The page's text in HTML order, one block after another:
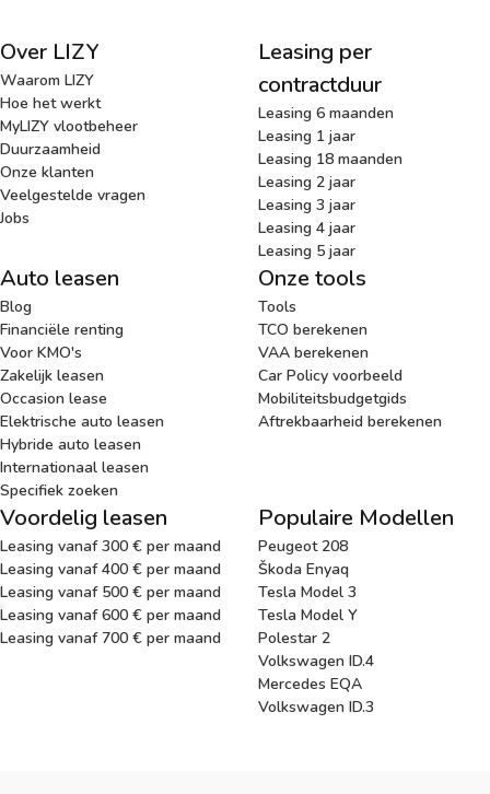
Over LIZY
Waarom LIZY
Hoe het werkt
MyLIZY vlootbeheer
Duurzaamheid
Onze klanten
Veelgestelde vragen
Jobs
Leasing per
contractduur
Leasing 6 maanden
Leasing 1 jaar
Leasing 18 maanden
Leasing 2 jaar
Leasing 3 jaar
Leasing 4 jaar
Leasing 5 jaar
Auto leasen
Blog
Financiële renting
Voor KMO's
Zakelijk leasen
Occasion lease
Elektrische auto leasen
Hybride auto leasen
Internationaal leasen
Specifiek zoeken
Onze tools
Tools
TCO berekenen
VAA berekenen
Car Policy voorbeeld
Mobiliteitsbudgetgids
Aftrekbaarheid berekenen
Voordelig leasen
Leasing vanaf 300 € per maand
Leasing vanaf 400 € per maand
Leasing vanaf 500 € per maand
Leasing vanaf 600 € per maand
Leasing vanaf 700 € per maand
Populaire Modellen
Peugeot 208
Škoda Enyaq
Tesla Model 3
Tesla Model Y
Polestar 2
Volkswagen ID.4
Mercedes EQA
Volkswagen ID.3